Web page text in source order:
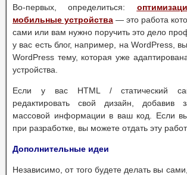
Во-первых, определиться:
мобильные устройства — это работа
сами или вам нужно поручить это дело
у вас есть блог, например, на WordPress,
WordPress тему, которая уже
устройства.
Если у вас HTML / статический
редактировать свой дизайн, добавив
массовой информации в ваш код. Если
при разработке, вы можете отдать эту
Дополнительные идеи
Независимо, от того будете делать вы